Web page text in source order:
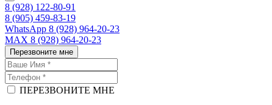
8 (928) 122-80-91
8 (905) 459-83-19
WhatsApp 8 (928) 964-20-23
MAX 8 (928) 964-20-23
Перезвоните мне
ПЕРЕЗВОНИТЕ МНЕ